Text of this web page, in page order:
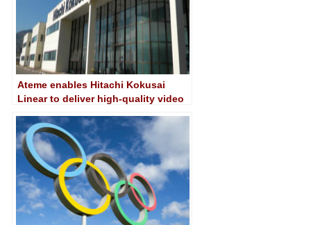
Ateme enables Hitachi Kokusai
Linear to deliver high-quality video
environments